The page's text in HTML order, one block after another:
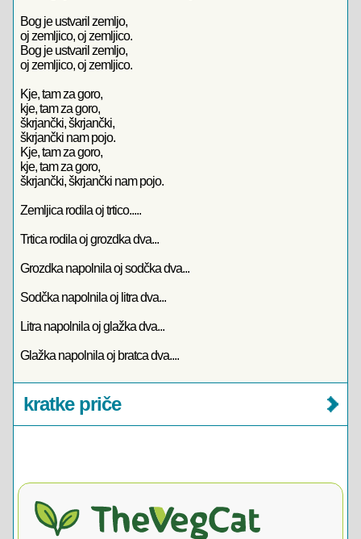
Bog je ustvaril zemljo,
oj zemljico, oj zemljico.
Bog je ustvaril zemljo,
oj zemljico, oj zemljico.
Kje, tam za goro,
kje, tam za goro,
škrjančki, škrjančki,
škrjančki nam pojo.
Kje, tam za goro,
kje, tam za goro,
škrjančki, škrjančki nam pojo.
Zemljica rodila oj trtico.....
Trtica rodila oj grozdka dva...
Grozdka napolnila oj sodčka dva...
Sodčka napolnila oj litra dva...
Litra napolnila oj glažka dva...
Glažka napolnila oj bratca dva....
kratke priče